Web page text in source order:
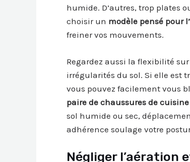
humide. D’autres, trop plates
choisir un modèle pensé pour
freiner vos mouvements.
Regardez aussi la flexibilité
irrégularités du sol. Si elle est
vous pouvez facilement vous
paire de chaussures de cuisine
sol humide ou sec,
adhérence soulage votre
Négliger l’aération